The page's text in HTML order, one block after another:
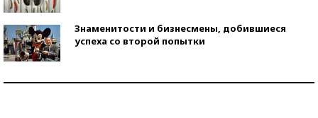
Знаменитости и бизнесмены, добившиеся
успеха со второй попытки